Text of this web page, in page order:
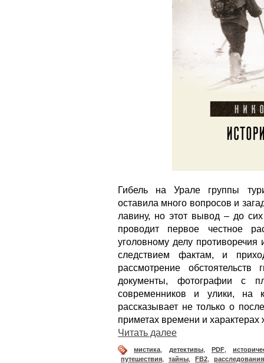
Гибель на Урале группы
оставила много вопросов и
лавину, но этот вывод – до
проводит первое честное
уголовному делу
следствием фактам, и
рассмотрение
документы, фотографии с
современников и улики, на
рассказывает не только о
приметах времени и
Читать далее
мистика детективы, PDF,
путешествия
тайны FB2 расследования